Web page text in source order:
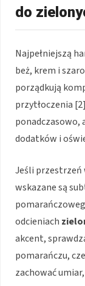
do
Najpełniejszą
beż, krem i
porządkują
przytłoczenia
ponadczasowo,
dodatków i
Jeśli przestrzeń
wskazane są
odcieniach
akcent,
pomarańczu,
zachować